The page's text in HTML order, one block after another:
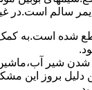
ﺳﺎﻟﻢ اﺳﺖ.در
ﻗﻄﻊ ﺷﺪه اﺳﺖ.به
ﺑﺎز ﺷﺪن ﺷﯿﺮ
دلیل بروز این